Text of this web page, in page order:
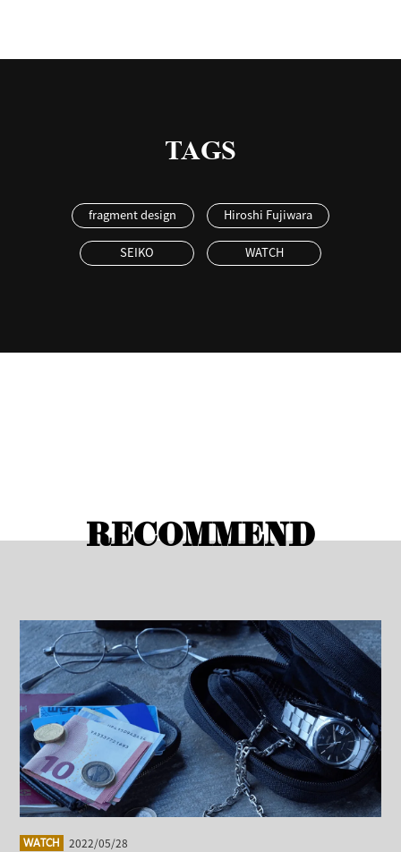
TAGS
fragment design Hiroshi Fujiwara
SEIKO WATCH
RECOMMEND
WATCH 2022/05/28